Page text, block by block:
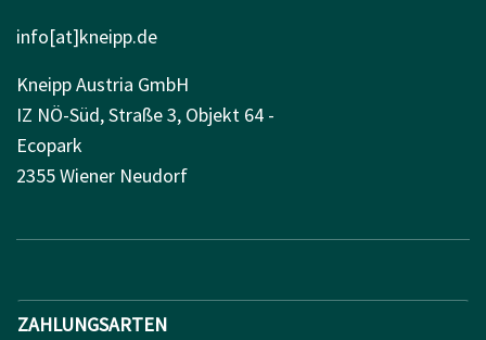
info[at]kneipp.de
Kneipp Austria GmbH
IZ NÖ-Süd, Straße 3, Objekt 64 -
Ecopark
2355 Wiener Neudorf
ZAHLUNGSARTEN